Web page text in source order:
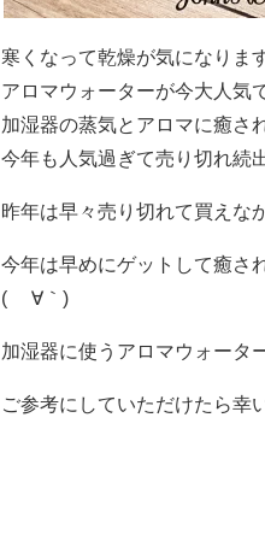
寒くなって乾燥が気になりま
アロマウォーターが今大人気
加湿器の蒸気とアロマに癒さ
今年も人気過ぎて売り切れ続
昨年は早々売り切れて買えな
今年は早めにゲットして癒さ
( ´∀｀)
加湿器に使うアロマウォータ
ご参考にしていただけたら幸